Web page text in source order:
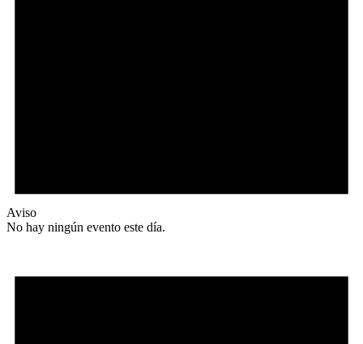
Aviso
No hay ningún evento este día.